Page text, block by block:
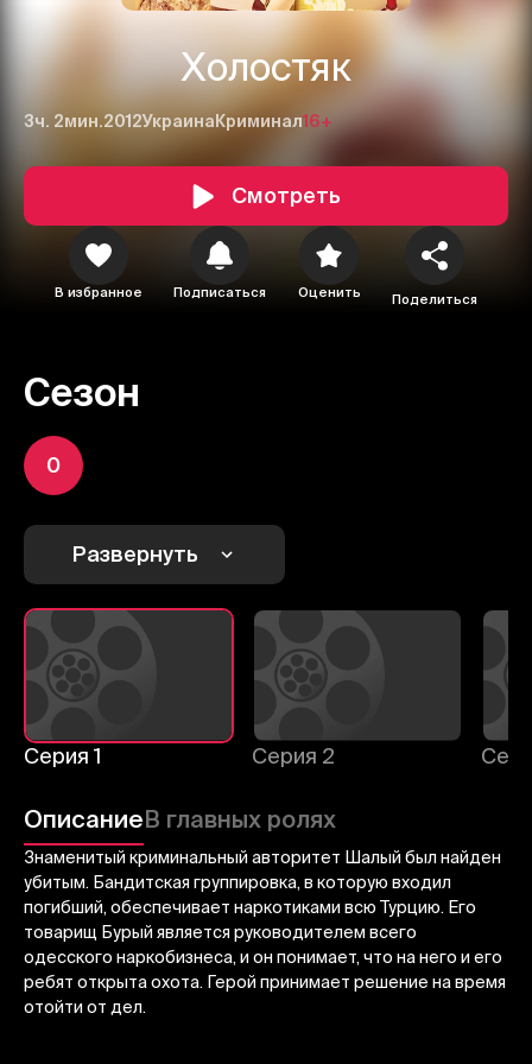
Холостяк
3ч. 2мин.2012Украина Криминал16+
Смотреть
В избранное Подписаться Оценить Поделиться
Сезон
0
Развернуть
Серия 1 Серия 2
ОписаниеВ главных ролях
Знаменитый криминальный авторитет Шалый был найден
убитым. Бандитская группировка, в которую входил
погибший, обеспечивает наркотиками всю Турцию. Его
товарищ Бурый является руководителем всего
одесского наркобизнеса, и он понимает, что на него и его
ребят открыта охота. Герой принимает решение на время
отойти от дел.
1
Отправить
Отменить